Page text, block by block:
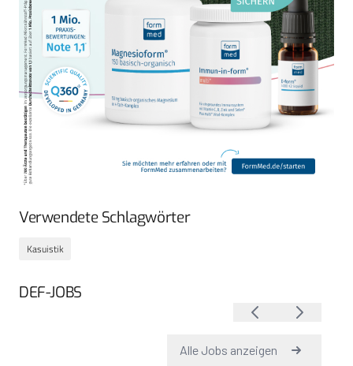
Verwendete Schlagwörter
Kasuistik
DEF-JOBS